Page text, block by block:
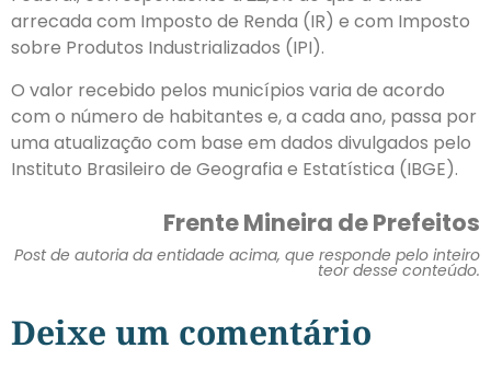
arrecada com Imposto de Renda (IR) e com Imposto
sobre Produtos Industrializados (IPI).
O valor recebido pelos municípios varia de acordo
com o número de habitantes e, a cada ano, passa por
uma atualização com base em dados divulgados pelo
Instituto Brasileiro de Geografia e Estatística (IBGE).
Frente Mineira de Prefeitos
Post de autoria da entidade acima, que responde pelo inteiro
teor desse conteúdo.
Deixe um comentário